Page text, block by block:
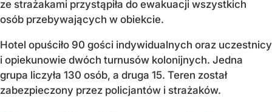
ze strażakami przystąpiła do ewakuacji wszystkich
osób przebywających w obiekcie.
Hotel opuściło 90 gości indywidualnych oraz uczestnicy
i opiekunowie dwóch turnusów kolonijnych. Jedna
grupa liczyła 130 osób, a druga 15. Teren został
zabezpieczony przez policjantów i strażaków.